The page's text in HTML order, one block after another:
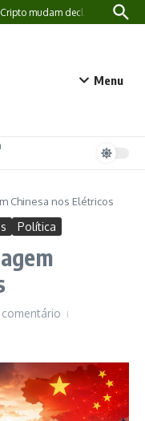
mudam declaração de
Menu
Chinesa nos Elétricos
Política